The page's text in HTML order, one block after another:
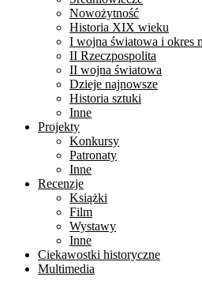
Nowożytność
Historia XIX wieku
I wojna światowa i okres
II Rzeczpospolita
II wojna światowa
Dzieje najnowsze
Historia sztuki
Inne
Projekty
Konkursy
Patronaty
Inne
Recenzje
Książki
Film
Wystawy
Inne
Ciekawostki historyczne
Multimedia